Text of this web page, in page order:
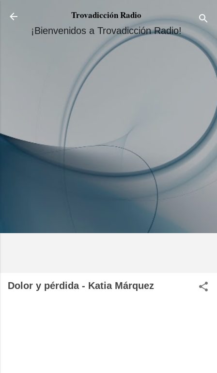
Ir al contenido principal
Trovadicción Radio
¡Bienvenidos a Trovadicción Radio!
Dolor y pérdida - Katia Márquez